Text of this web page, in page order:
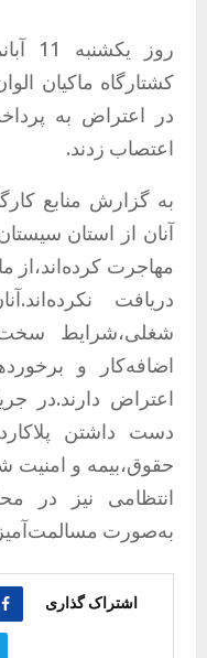
روز
کشتارگاه ماکیان
در اعتراض به
اعتصاب زدند.
به گزارش منابع
آنان از استان
مهاجرت کرده‌اند،از
دریافت نکرده‌اند
شغلی،شرایط سخت
اضافه‌کار و
اعتراض دارند.در
دست داشتن
حقوق،بیمه و امنیت
انتظامی نیز در
به‌صورت مسالمت‌آمیز
اشتراک گذاری